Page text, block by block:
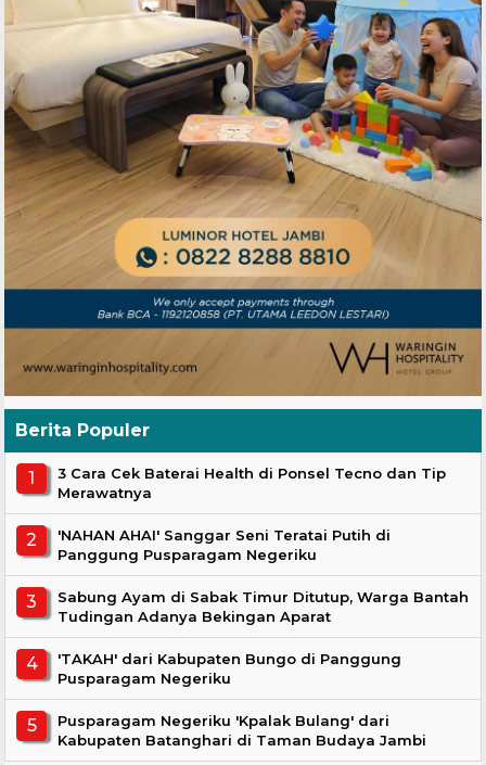
Berita Populer
3 Cara Cek Baterai Health di Ponsel Tecno dan Tip
Merawatnya
'NAHAN AHAI' Sanggar Seni Teratai Putih di
Panggung Pusparagam Negeriku
Sabung Ayam di Sabak Timur Ditutup, Warga Bantah
Tudingan Adanya Bekingan Aparat
'TAKAH' dari Kabupaten Bungo di Panggung
Pusparagam Negeriku
Pusparagam Negeriku 'Kpalak Bulang' dari
Kabupaten Batanghari di Taman Budaya Jambi